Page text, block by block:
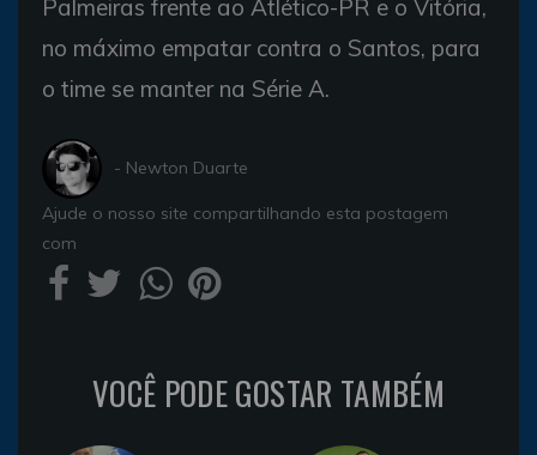
Palmeiras frente ao Atlético-PR e o Vitória,
no máximo empatar contra o Santos, para
o time se manter na Série A.
- Newton Duarte
Ajude o nosso site compartilhando esta postagem
com
VOCÊ PODE GOSTAR TAMBÉM